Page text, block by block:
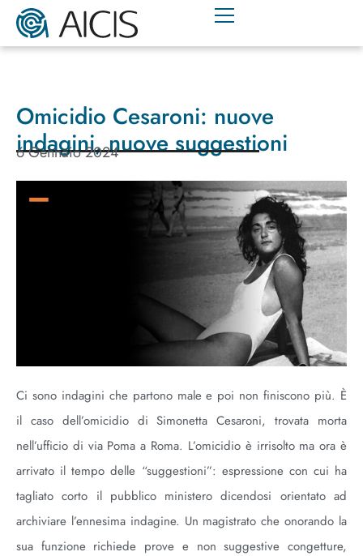
Omicidio Cesaroni: nuove
indagini, nuove suggestioni
6 Gennaio 2024
Ci sono indagini che partono male e poi non finiscono più. È
il caso dell’omicidio di Simonetta Cesaroni, trovata morta
nell’ufficio di via Poma a Roma. L’omicidio è irrisolto ma ora è
arrivato il tempo delle “suggestioni”: espressione con cui ha
tagliato corto il pubblico ministero dicendosi orientato ad
archiviare l’ennesima indagine. Un magistrato che onorando la
sua funzione richiede prove e non suggestive congetture,